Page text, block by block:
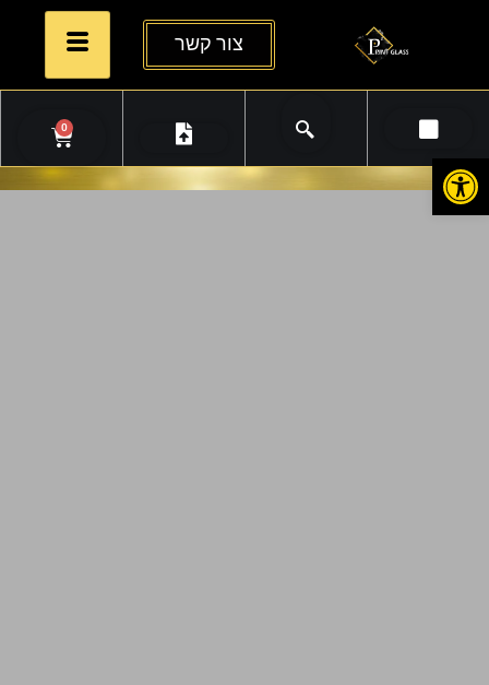
צור קשר
0
פתח סרגל נגישות